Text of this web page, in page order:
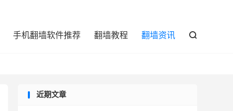
手机翻墙软件推荐 翻墙教程 翻墙资讯 
近期文章